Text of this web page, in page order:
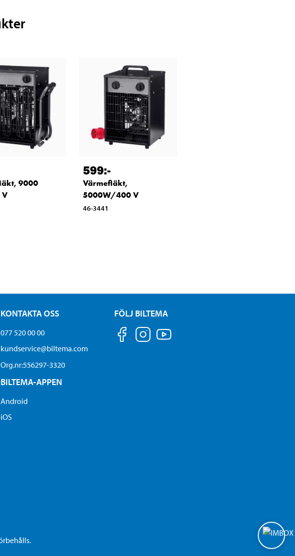
9000
599:-
Värmefläkt,
5000W/400 V
46-3441
KONTAKTA OSS
077 520 00 00
kundservice@biltema.com
Org.nr:556297-3320
BILTEMA-APPEN
Android
iOS
FÖLJ BILTEMA